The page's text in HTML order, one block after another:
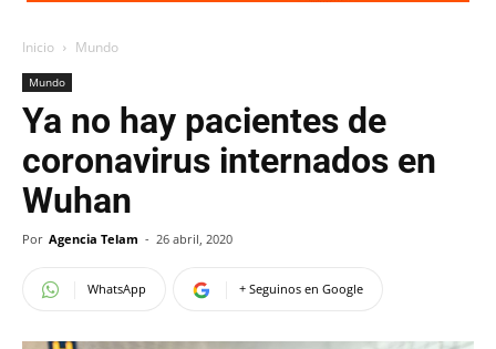
Inicio Mundo
Mundo
Ya no hay pacientes de
coronavirus internados en
Wuhan
Por Agencia Telam - 26 abril, 2020
WhatsApp + Seguinos en Google